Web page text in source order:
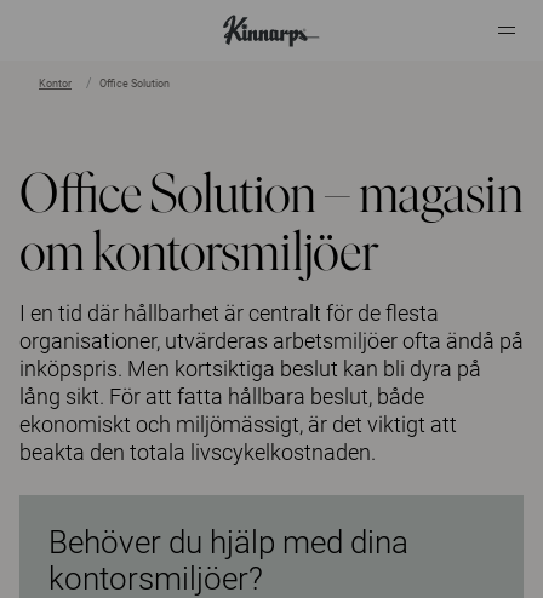
Kontor Office Solution
Office Solution – magasin
om kontorsmiljöer
I en tid där hållbarhet är centralt för de flesta
organisatio­ner, utvärderas arbetsmiljöer ofta ändå på
inköpspris. Men kortsiktiga beslut kan bli dyra på
lång sikt. För att fatta hållbara beslut, både
ekonomiskt och miljömässigt, är det viktigt att
beakta den totala livscykelkostnaden.
Behöver du hjälp med dina
kontorsmiljöer?